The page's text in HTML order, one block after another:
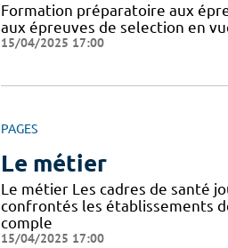
Formation préparatoire aux
aux épreuves de selection en
15/04/2025 17:00
PAGES
Le métier
Le métier Les cadres de santé
confrontés les établissements
comple
15/04/2025 17:00